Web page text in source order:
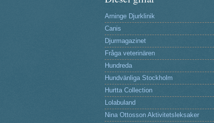
Arninge Djurklinik
Canis
Djurmagazinet
Fråga veterinären
Hundreda
Hundvänliga Stockholm
Hurtta Collection
Lolabuland
Nina Ottosson Aktivitetsleksaker